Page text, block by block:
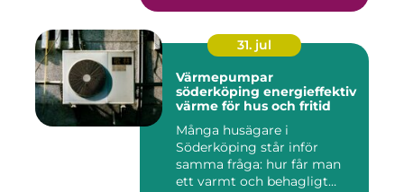
31. jul
Värmepumpar
söderköping energieffektiv
värme för hus och fritid
Många husägare i
Söderköping står inför
samma fråga: hur får man
ett varmt och behagligt